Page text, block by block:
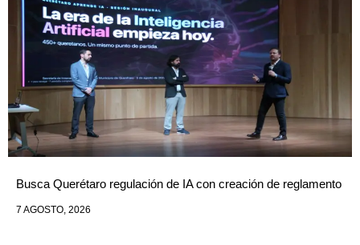
Busca Querétaro regulación de IA con creación de reglamento
7 AGOSTO, 2026